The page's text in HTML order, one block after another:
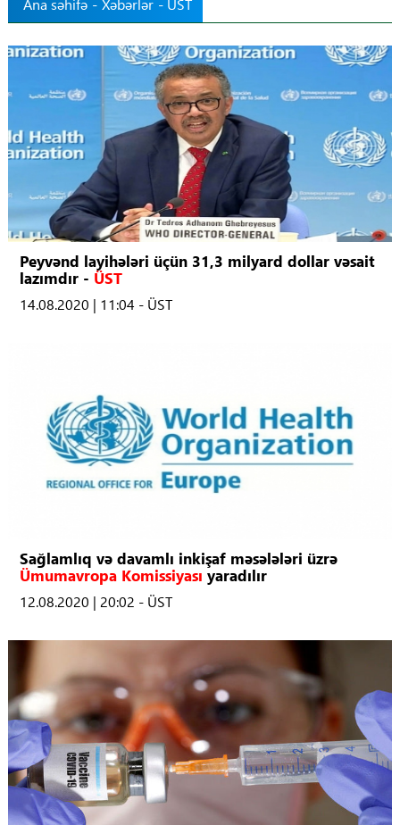
Ana səhifə - Xəbərlər - ÜST
Peyvənd layihələri üçün 31,3 milyard dollar vəsait
lazımdır - ÜST
14.08.2020 | 11:04 - ÜST
Sağlamlıq və davamlı inkişaf məsələləri üzrə
Ümumavropa Komissiyası yaradılır
12.08.2020 | 20:02 - ÜST
Tibbi maarifləndirmə
Mühüm hadisələr
COVID-19